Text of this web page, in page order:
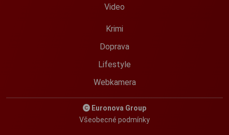
Video
Krimi
Doprava
Lifestyle
Webkamera
Euronova Group
Všeobecné podmínky